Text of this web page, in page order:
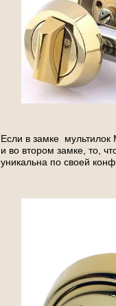
Если в замке мультилок
и во втором замке, то,
уникальна по своей